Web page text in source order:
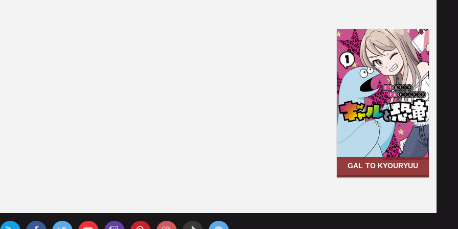
GAL TO KYOURYUU